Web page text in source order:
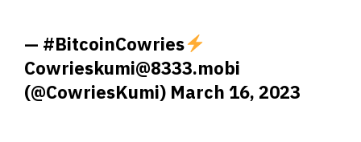
— #BitcoinCowries
Cowrieskumi@8333.mobi
(@CowriesKumi) March 16, 2023